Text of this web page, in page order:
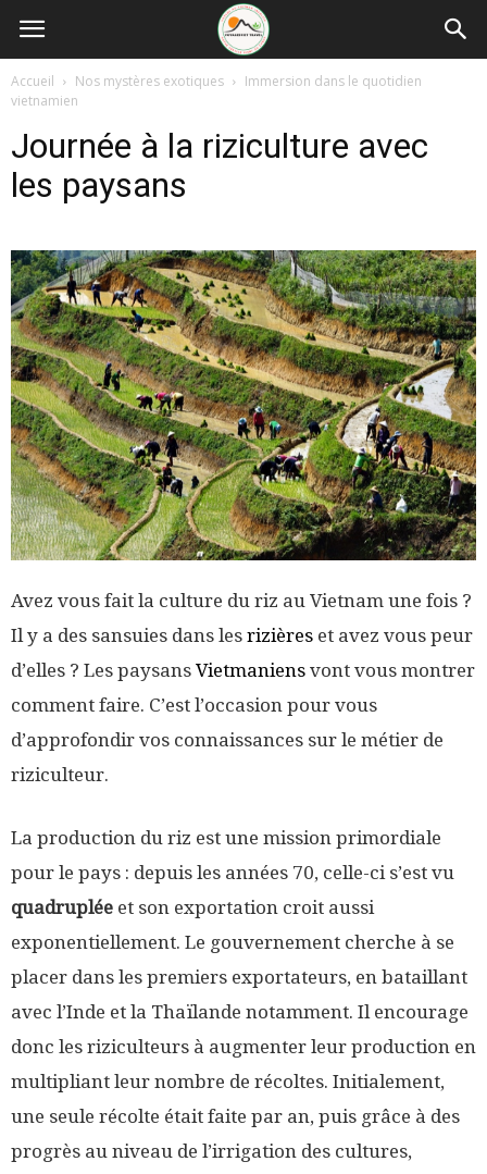
Accueil Nos mystères exotiques
Immersion dans le quotidien
vietnamien
Journée à la riziculture avec
les paysans
Avez vous fait la culture du riz au Vietnam une fois ?
Il y a des sansuies dans les rizières et avez vous peur
d’elles ? Les paysans Vietmaniens vont vous montrer
comment faire. C’est l’occasion pour vous
d’approfondir vos connaissances sur le métier de
riziculteur.
La production du riz est une mission primordiale
pour le pays : depuis les années 70, celle-ci s’est vu
quadruplée et son exportation croit aussi
exponentiellement. Le gouvernement cherche à se
placer dans les premiers exportateurs, en bataillant
avec l’Inde et la Thaïlande notamment. Il encourage
donc les riziculteurs à augmenter leur production en
multipliant leur nombre de récoltes. Initialement,
une seule récolte était faite par an, puis grâce à des
progrès au niveau de l’irrigation des cultures,